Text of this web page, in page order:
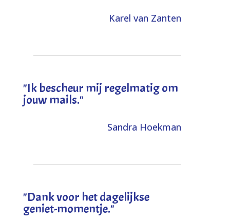
Karel van Zanten
"Ik bescheur mij regelmatig om
jouw mails."
Sandra Hoekman
"Dank voor het dagelijkse
geniet-momentje."